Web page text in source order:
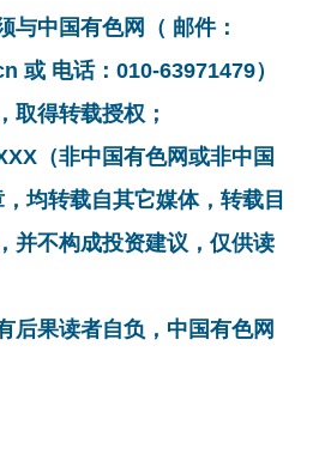
与中国有色网（ 邮件：
或 电话：010-63971479）
取得转载授权；
（非中国有色网或非中国
均转载自其它媒体，转载目
并不构成投资建议，仅供读
后果读者自负，中国有色网